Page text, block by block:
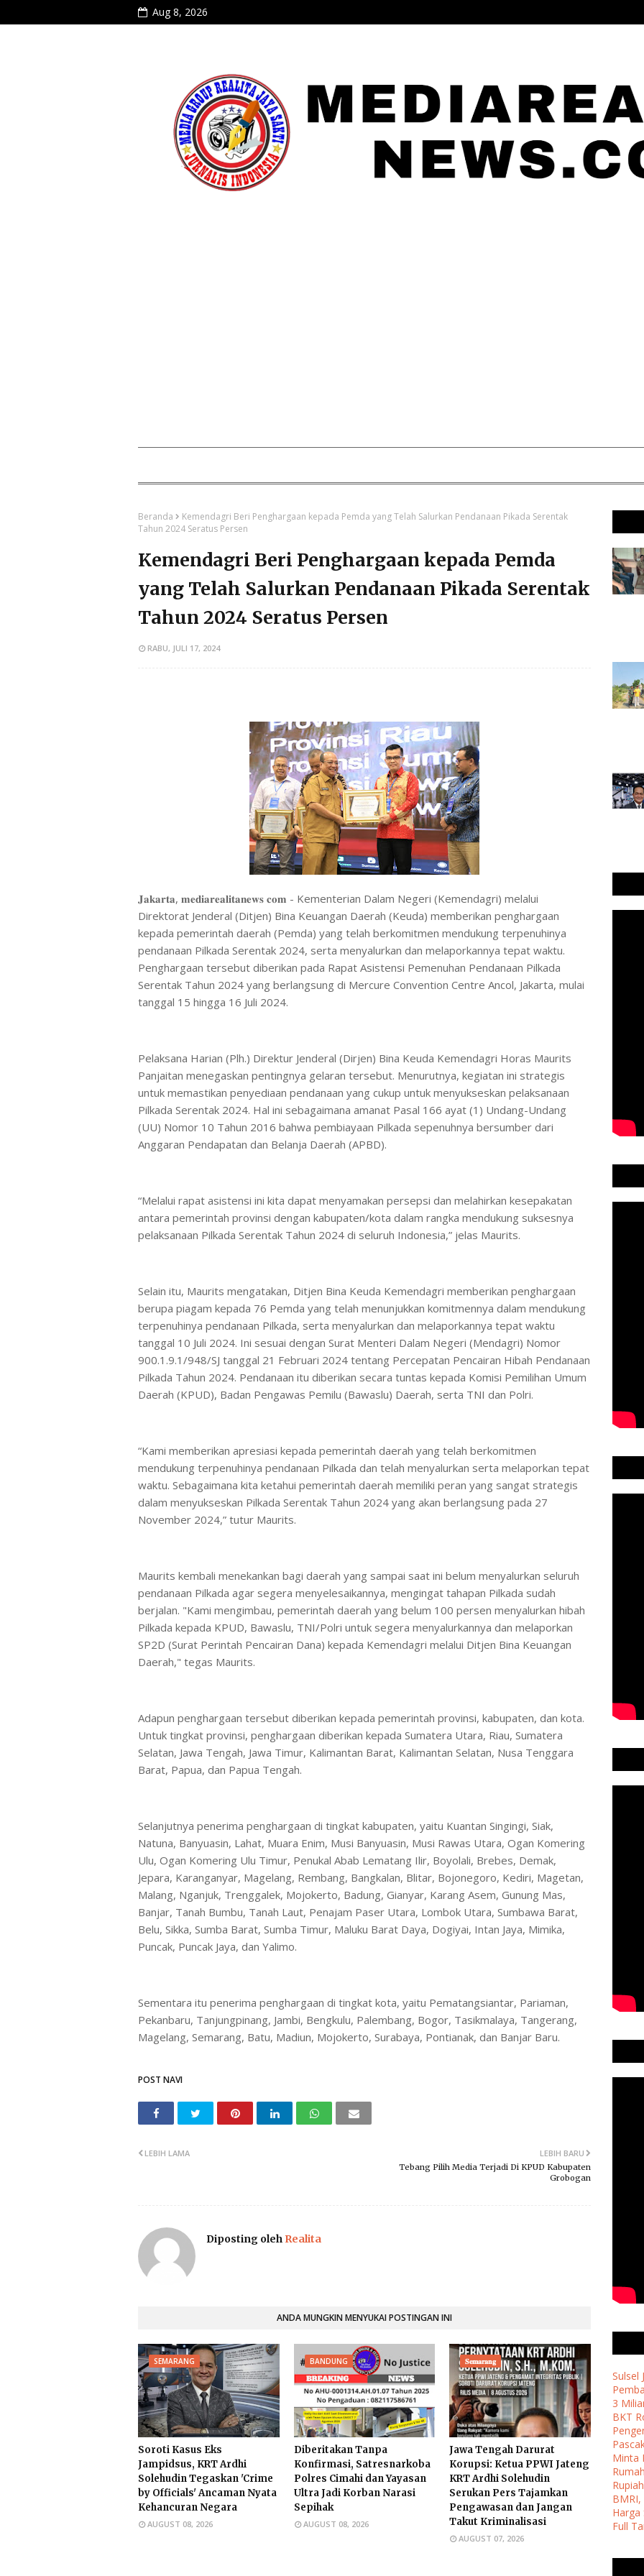
Aug 8, 2026
Beranda
Kemendagri Beri Penghargaan kepada Pemda yang Telah Salurkan Pendanaan Pikada Serentak
Tahun 2024 Seratus Persen
Kemendagri Beri Penghargaan kepada Pemda
yang Telah Salurkan Pendanaan Pikada Serentak
Tahun 2024 Seratus Persen
RABU, JULI 17, 2024
𝐉𝐚𝐤𝐚𝐫𝐭𝐚, 𝐦𝐞𝐝𝐢𝐚𝐫𝐞𝐚𝐥𝐢𝐭𝐚𝐧𝐞𝐰𝐬 𝐜𝐨𝐦 - Kementerian Dalam Negeri (Kemendagri) melalui
Direktorat Jenderal (Ditjen) Bina Keuangan Daerah (Keuda) memberikan penghargaan
kepada pemerintah daerah (Pemda) yang telah berkomitmen mendukung terpenuhinya
pendanaan Pilkada Serentak 2024, serta menyalurkan dan melaporkannya tepat waktu.
Penghargaan tersebut diberikan pada Rapat Asistensi Pemenuhan Pendanaan Pilkada
Serentak Tahun 2024 yang berlangsung di Mercure Convention Centre Ancol, Jakarta, mulai
tanggal 15 hingga 16 Juli 2024.
Pelaksana Harian (Plh.) Direktur Jenderal (Dirjen) Bina Keuda Kemendagri Horas Maurits
Panjaitan menegaskan pentingnya gelaran tersebut. Menurutnya, kegiatan ini strategis
untuk memastikan penyediaan pendanaan yang cukup untuk menyukseskan pelaksanaan
Pilkada Serentak 2024. Hal ini sebagaimana amanat Pasal 166 ayat (1) Undang-Undang
(UU) Nomor 10 Tahun 2016 bahwa pembiayaan Pilkada sepenuhnya bersumber dari
Anggaran Pendapatan dan Belanja Daerah (APBD).
“Melalui rapat asistensi ini kita dapat menyamakan persepsi dan melahirkan kesepakatan
antara pemerintah provinsi dengan kabupaten/kota dalam rangka mendukung suksesnya
pelaksanaan Pilkada Serentak Tahun 2024 di seluruh Indonesia,” jelas Maurits.
Selain itu, Maurits mengatakan, Ditjen Bina Keuda Kemendagri memberikan penghargaan
berupa piagam kepada 76 Pemda yang telah menunjukkan komitmennya dalam mendukung
terpenuhinya pendanaan Pilkada, serta menyalurkan dan melaporkannya tepat waktu
tanggal 10 Juli 2024. Ini sesuai dengan Surat Menteri Dalam Negeri (Mendagri) Nomor
900.1.9.1/948/SJ tanggal 21 Februari 2024 tentang Percepatan Pencairan Hibah Pendanaan
Pilkada Tahun 2024. Pendanaan itu diberikan secara tuntas kepada Komisi Pemilihan Umum
Daerah (KPUD), Badan Pengawas Pemilu (Bawaslu) Daerah, serta TNI dan Polri.
“Kami memberikan apresiasi kepada pemerintah daerah yang telah berkomitmen
mendukung terpenuhinya pendanaan Pilkada dan telah menyalurkan serta melaporkan tepat
waktu. Sebagaimana kita ketahui pemerintah daerah memiliki peran yang sangat strategis
dalam menyukseskan Pilkada Serentak Tahun 2024 yang akan berlangsung pada 27
November 2024,” tutur Maurits.
Maurits kembali menekankan bagi daerah yang sampai saat ini belum menyalurkan seluruh
pendanaan Pilkada agar segera menyelesaikannya, mengingat tahapan Pilkada sudah
berjalan. "Kami mengimbau, pemerintah daerah yang belum 100 persen menyalurkan hibah
Pilkada kepada KPUD, Bawaslu, TNI/Polri untuk segera menyalurkannya dan melaporkan
SP2D (Surat Perintah Pencairan Dana) kepada Kemendagri melalui Ditjen Bina Keuangan
Daerah," tegas Maurits.
Adapun penghargaan tersebut diberikan kepada pemerintah provinsi, kabupaten, dan kota.
Untuk tingkat provinsi, penghargaan diberikan kepada Sumatera Utara, Riau, Sumatera
Selatan, Jawa Tengah, Jawa Timur, Kalimantan Barat, Kalimantan Selatan, Nusa Tenggara
Barat, Papua, dan Papua Tengah.
Selanjutnya penerima penghargaan di tingkat kabupaten, yaitu Kuantan Singingi, Siak,
Natuna, Banyuasin, Lahat, Muara Enim, Musi Banyuasin, Musi Rawas Utara, Ogan Komering
Ulu, Ogan Komering Ulu Timur, Penukal Abab Lematang Ilir, Boyolali, Brebes, Demak,
Jepara, Karanganyar, Magelang, Rembang, Bangkalan, Blitar, Bojonegoro, Kediri, Magetan,
Malang, Nganjuk, Trenggalek, Mojokerto, Badung, Gianyar, Karang Asem, Gunung Mas,
Banjar, Tanah Bumbu, Tanah Laut, Penajam Paser Utara, Lombok Utara, Sumbawa Barat,
Belu, Sikka, Sumba Barat, Sumba Timur, Maluku Barat Daya, Dogiyai, Intan Jaya, Mimika,
Puncak, Puncak Jaya, dan Yalimo.
Sementara itu penerima penghargaan di tingkat kota, yaitu Pematangsiantar, Pariaman,
Pekanbaru, Tanjungpinang, Jambi, Bengkulu, Palembang, Bogor, Tasikmalaya, Tangerang,
Magelang, Semarang, Batu, Madiun, Mojokerto, Surabaya, Pontianak, dan Banjar Baru.
POST NAVI
LEBIH BARU
Tebang Pilih Media Terjadi Di KPUD Kabupaten
Grobogan
LEBIH LAMA
Diposting oleh Realita
ANDA MUNGKIN MENYUKAI POSTINGAN INI
SEMARANG
Soroti Kasus Eks
Jampidsus, KRT Ardhi
Solehudin Tegaskan 'Crime
by Officials' Ancaman Nyata
Kehancuran Negara
AUGUST 08, 2026
BANDUNG
Diberitakan Tanpa
Konfirmasi, Satresnarkoba
Polres Cimahi dan Yayasan
Ultra Jadi Korban Narasi
Sepihak
AUGUST 08, 2026
𝐒𝐞𝐦𝐚𝐫𝐚𝐧𝐠
​Jawa Tengah Darurat
Korupsi: Ketua PPWI Jateng
KRT Ardhi Solehudin
Serukan Pers Tajamkan
Pengawasan dan Jangan
Takut Kriminalisasi
AUGUST 07, 2026
Sulsel
3
BKT
Minta
Rumah
Harga
Full